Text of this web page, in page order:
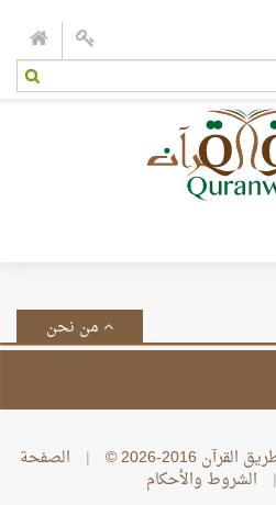
من نحن
2016-2026 ©
| الصفحة
| الشروط والأحكام